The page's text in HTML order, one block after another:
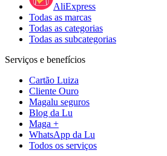
AliExpress
Todas as marcas
Todas as categorias
Todas as subcategorias
Serviços e benefícios
Cartão Luiza
Cliente Ouro
Magalu seguros
Blog da Lu
Maga +
WhatsApp da Lu
Todos os serviços